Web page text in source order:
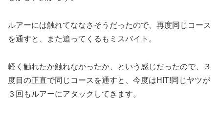
ルアーには触れてななさそうだったので、再度同じコース
を通すと、また追ってくるもミスバイト。
軽く触れたか触れなかったか、という感じだったので、３
度目の正直で同じコースを通すと、今度はHIT!同じヤツが
３回もルアーにアタックしてきます。